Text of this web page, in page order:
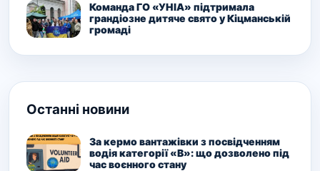
Команда ГО «УНІА» підтримала
грандіозне дитяче свято у Кіцманській
громаді
Останні новини
За кермо вантажівки з посвідченням
водія категорії «В»: що дозволено під
час воєнного стану